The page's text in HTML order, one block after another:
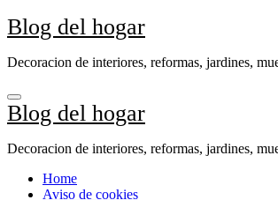
Ir
al
Blog del hogar
Decoracion de interiores, reformas, jardines,
Blog del hogar
Decoracion de interiores, reformas, jardines,
Home
Aviso de cookies